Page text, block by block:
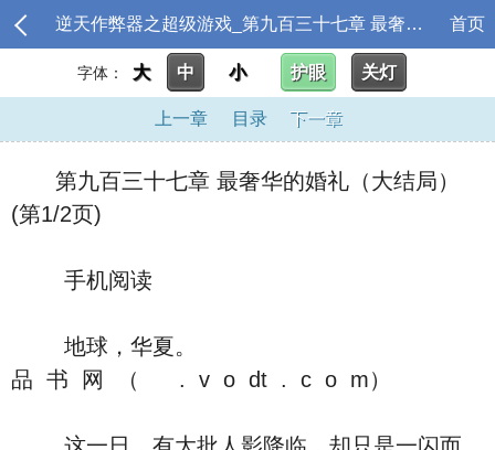
逆天作弊器之超级游戏_第九百三十七章 最奢华的婚礼（大结局） 首页
字体： 大 中 小 护眼 关灯
上一章 目录 下一章
第九百三十七章 最奢华的婚礼（大结局）
(第1/2页)
手机阅读
地球，华夏。
品 书 网 （ . v o dt . c o m）